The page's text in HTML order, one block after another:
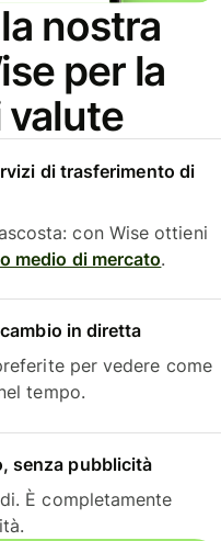
nostra
per la
valute
di trasferimento di
con Wise ottieni
medio di mercato.
in diretta
per vedere come
tempo.
senza pubblicità
È completamente